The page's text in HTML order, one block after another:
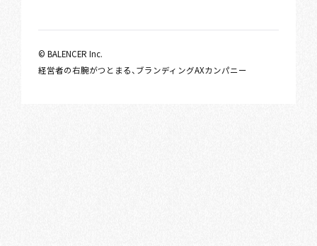
© BALENCER Inc.
経営者の右腕がつとまる、ブランディングAXカンパニー